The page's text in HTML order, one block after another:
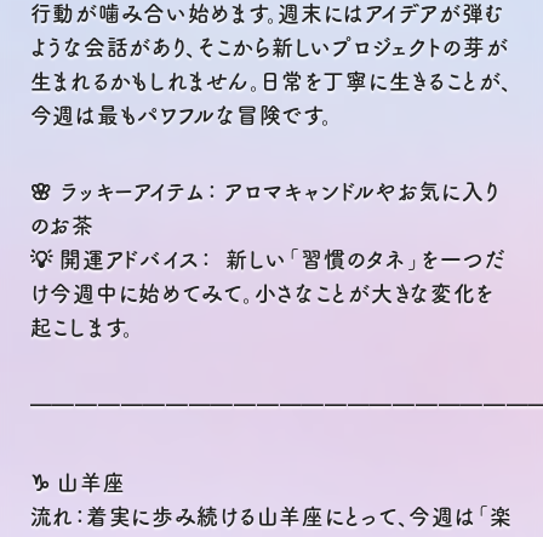
行動が噛み合い始めます。週末にはアイデアが弾む
ような会話があり、そこから新しいプロジェクトの芽が
生まれるかもしれません。日常を丁寧に生きることが、
今週は最もパワフルな冒険です。
🌸 ラッキーアイテム： アロマキャンドルやお気に入り
のお茶
💡 開運アドバイス： 新しい「習慣のタネ」を一つだ
け今週中に始めてみて。小さなことが大きな変化を
起こします。
♑ 山羊座
流れ：着実に歩み続ける山羊座にとって、今週は「楽